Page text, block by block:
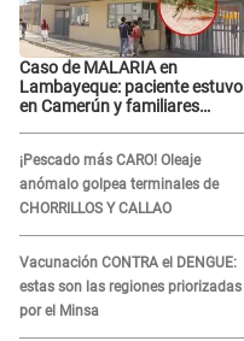
Caso de MALARIA en
Lambayeque: paciente estuvo
en Camerún y familiares
¡Pescado más CARO! Oleaje
anómalo golpea terminales de
CHORRILLOS Y CALLAO
Vacunación CONTRA el DENGUE:
estas son las regiones priorizadas
por el Minsa